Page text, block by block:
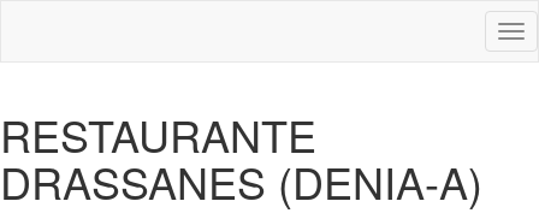
RESTAURANTE
DRASSANES (DENIA-A)